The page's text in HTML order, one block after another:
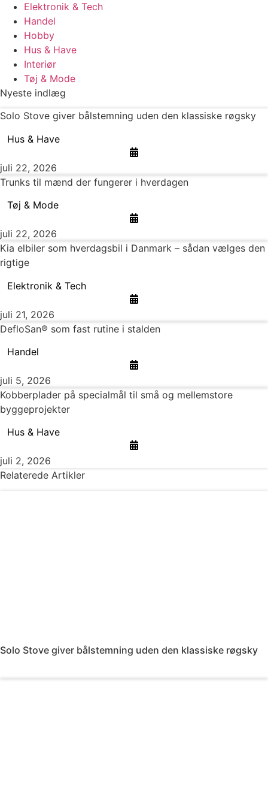
Elektronik & Tech
Handel
Hobby
Hus & Have
Interiør
Tøj & Mode
Nyeste indlæg
Solo Stove giver bålstemning uden den klassiske røgsky
Hus & Have
juli 22, 2026
Trunks til mænd der fungerer i hverdagen
Tøj & Mode
juli 22, 2026
Kia elbiler som hverdagsbil i Danmark – sådan vælges den
rigtige
Elektronik & Tech
juli 21, 2026
DefloSan® som fast rutine i stalden
Handel
juli 5, 2026
Kobberplader på specialmål til små og mellemstore
byggeprojekter
Hus & Have
juli 2, 2026
Relaterede Artikler
Solo Stove giver bålstemning uden den klassiske røgsky